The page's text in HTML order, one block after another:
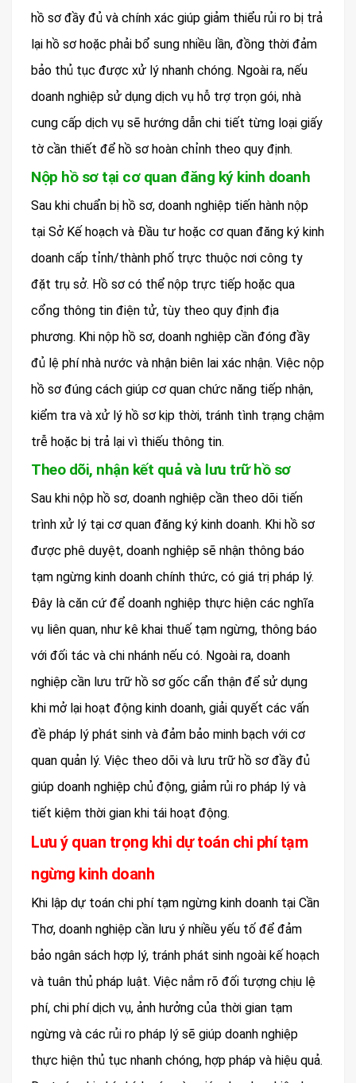
hồ sơ đầy đủ và chính xác giúp giảm thiểu rủi ro bị trả
lại hồ sơ hoặc phải bổ sung nhiều lần, đồng thời đảm
bảo thủ tục được xử lý nhanh chóng. Ngoài ra, nếu
doanh nghiệp sử dụng dịch vụ hỗ trợ trọn gói, nhà
cung cấp dịch vụ sẽ hướng dẫn chi tiết từng loại giấy
tờ cần thiết để hồ sơ hoàn chỉnh theo quy định.
Nộp hồ sơ tại cơ quan đăng ký kinh doanh
Sau khi chuẩn bị hồ sơ, doanh nghiệp tiến hành nộp
tại Sở Kế hoạch và Đầu tư hoặc cơ quan đăng ký kinh
doanh cấp tỉnh/thành phố trực thuộc nơi công ty
đặt trụ sở. Hồ sơ có thể nộp trực tiếp hoặc qua
cổng thông tin điện tử, tùy theo quy định địa
phương. Khi nộp hồ sơ, doanh nghiệp cần đóng đầy
đủ lệ phí nhà nước và nhận biên lai xác nhận. Việc nộp
hồ sơ đúng cách giúp cơ quan chức năng tiếp nhận,
kiểm tra và xử lý hồ sơ kịp thời, tránh tình trạng chậm
trễ hoặc bị trả lại vì thiếu thông tin.
Theo dõi, nhận kết quả và lưu trữ hồ sơ
Sau khi nộp hồ sơ, doanh nghiệp cần theo dõi tiến
trình xử lý tại cơ quan đăng ký kinh doanh. Khi hồ sơ
được phê duyệt, doanh nghiệp sẽ nhận thông báo
tạm ngừng kinh doanh chính thức, có giá trị pháp lý.
Đây là căn cứ để doanh nghiệp thực hiện các nghĩa
vụ liên quan, như kê khai thuế tạm ngừng, thông báo
với đối tác và chi nhánh nếu có. Ngoài ra, doanh
nghiệp cần lưu trữ hồ sơ gốc cẩn thận để sử dụng
khi mở lại hoạt động kinh doanh, giải quyết các vấn
đề pháp lý phát sinh và đảm bảo minh bạch với cơ
quan quản lý. Việc theo dõi và lưu trữ hồ sơ đầy đủ
giúp doanh nghiệp chủ động, giảm rủi ro pháp lý và
tiết kiệm thời gian khi tái hoạt động.
Lưu ý quan trọng khi dự toán chi phí tạm
ngừng kinh doanh
Khi lập dự toán chi phí tạm ngừng kinh doanh tại Cần
Thơ, doanh nghiệp cần lưu ý nhiều yếu tố để đảm
bảo ngân sách hợp lý, tránh phát sinh ngoài kế hoạch
và tuân thủ pháp luật. Việc nắm rõ đối tượng chịu lệ
phí, chi phí dịch vụ, ảnh hưởng của thời gian tạm
ngừng và các rủi ro pháp lý sẽ giúp doanh nghiệp
thực hiện thủ tục nhanh chóng, hợp pháp và hiệu quả.